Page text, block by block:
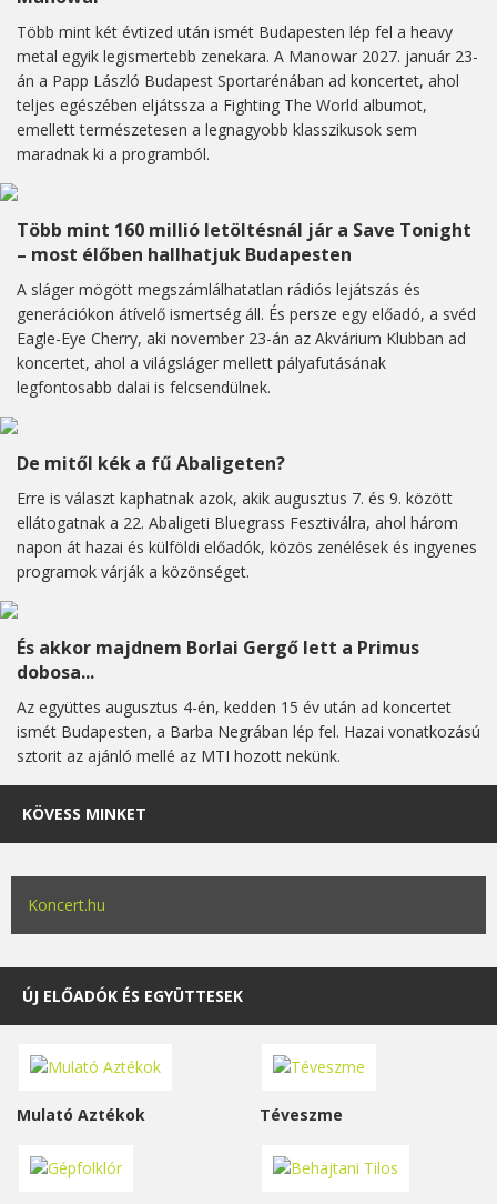
Több mint két évtized után ismét Budapesten lép fel a heavy
metal egyik legismertebb zenekara. A Manowar 2027. január 23-
án a Papp László Budapest Sportarénában ad koncertet, ahol
teljes egészében eljátssza a Fighting The World albumot,
emellett természetesen a legnagyobb klasszikusok sem
maradnak ki a programból.
Több mint 160 millió letöltésnál jár a Save Tonight
– most élőben hallhatjuk Budapesten
A sláger mögött megszámlálhatatlan rádiós lejátszás és
generációkon átívelő ismertség áll. És persze egy előadó, a svéd
Eagle-Eye Cherry, aki november 23-án az Akvárium Klubban ad
koncertet, ahol a világsláger mellett pályafutásának
legfontosabb dalai is felcsendülnek.
De mitől kék a fű Abaligeten?
Erre is választ kaphatnak azok, akik augusztus 7. és 9. között
ellátogatnak a 22. Abaligeti Bluegrass Fesztiválra, ahol három
napon át hazai és külföldi előadók, közös zenélések és ingyenes
programok várják a közönséget.
És akkor majdnem Borlai Gergő lett a Primus
dobosa...
Az együttes augusztus 4-én, kedden 15 év után ad koncertet
ismét Budapesten, a Barba Negrában lép fel. Hazai vonatkozású
sztorit az ajánló mellé az MTI hozott nekünk.
KÖVESS MINKET
Koncert.hu
ÚJ ELŐADÓK ÉS EGYÜTTESEK
Mulató Aztékok Téveszme